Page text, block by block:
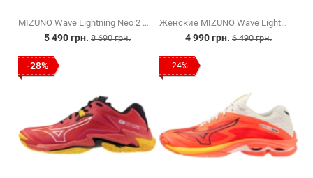
MIZUNO Wave Lightning Neo 2 (V1GA220241)
5 490 грн. 8 690 грн.
Женские MIZUNO Wave Lightning Z7 (V1GC220002)
4 990 грн. 6 490 грн.
-28% -24%